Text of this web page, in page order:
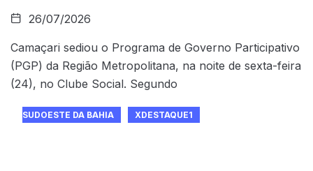
26/07/2026
Camaçari sediou o Programa de Governo Participativo
(PGP) da Região Metropolitana, na noite de sexta-feira
(24), no Clube Social. Segundo
SUDOESTE DA BAHIA XDESTAQUE1